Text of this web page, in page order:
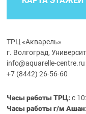
ТРЦ «Акварель»
г. Волгоград,
info@aquarelle-centre.ru
+7 (8442) 26-56-60
Часы работы ТРЦ:с
Часы работы г/м